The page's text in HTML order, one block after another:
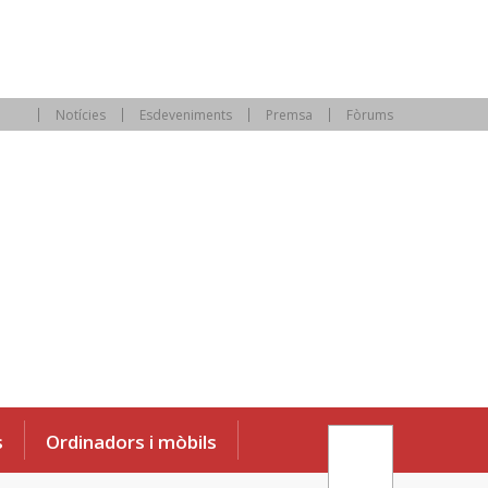
Notícies Esdeveniments Premsa Fòrums
Ordinadors i mòbils